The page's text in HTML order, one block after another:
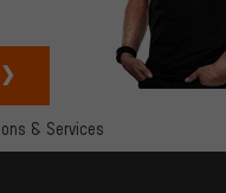
& Services